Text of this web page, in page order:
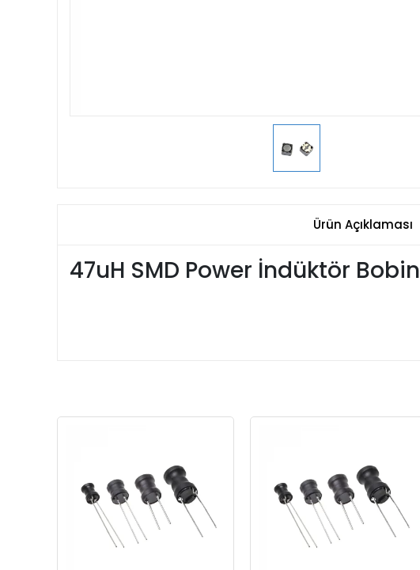
Ürün Açıklaması
47uH SMD Power İndüktör Bobin